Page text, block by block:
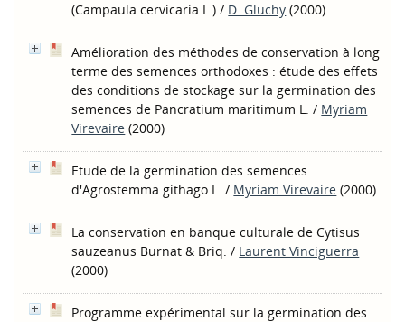
(Campaula cervicaria L.) / D. Gluchy (2000)
Amélioration des méthodes de conservation à long
terme des semences orthodoxes : étude des effets
des conditions de stockage sur la germination des
semences de Pancratium maritimum L. / Myriam
Virevaire (2000)
Etude de la germination des semences
d'Agrostemma githago L. / Myriam Virevaire (2000)
La conservation en banque culturale de Cytisus
sauzeanus Burnat & Briq. / Laurent Vinciguerra
(2000)
Programme expérimental sur la germination des